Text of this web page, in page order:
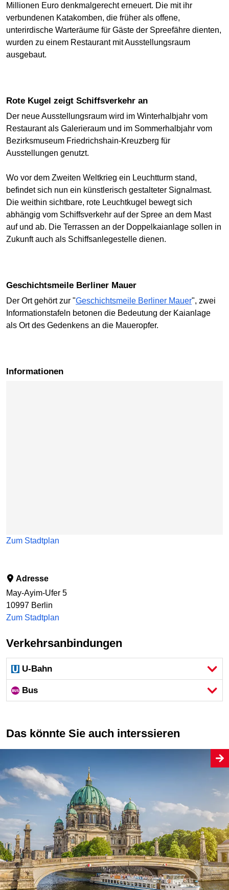
Millionen Euro denkmalgerecht erneuert. Die mit ihr
verbundenen Katakomben, die früher als offene,
unterirdische Warteräume für Gäste der Spreefähre dienten,
wurden zu einem Restaurant mit Ausstellungsraum
ausgebaut.
Rote Kugel zeigt Schiffsverkehr an
Der neue Ausstellungsraum wird im Winterhalbjahr vom
Restaurant als Galerieraum und im Sommerhalbjahr vom
Bezirksmuseum Friedrichshain-Kreuzberg für
Ausstellungen genutzt.
Wo vor dem Zweiten Weltkrieg ein Leuchtturm stand,
befindet sich nun ein künstlerisch gestalteter Signalmast.
Die weithin sichtbare, rote Leuchtkugel bewegt sich
abhängig vom Schiffsverkehr auf der Spree an dem Mast
auf und ab. Die Terrassen an der Doppelkaianlage sollen in
Zukunft auch als Schiffsanlegestelle dienen.
Geschichtsmeile Berliner Mauer
Der Ort gehört zur "Geschichtsmeile Berliner Mauer", zwei
Informationstafeln betonen die Bedeutung der Kaianlage
als Ort des Gedenkens an die Maueropfer.
Informationen
Zum Stadtplan
Adresse
May-Ayim-Ufer 5
10997 Berlin
Zum Stadtplan
Verkehrsanbindungen
U-Bahn
Bus
Das könnte Sie auch interssieren